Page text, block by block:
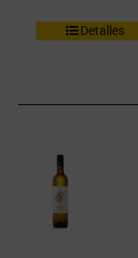
Detalles